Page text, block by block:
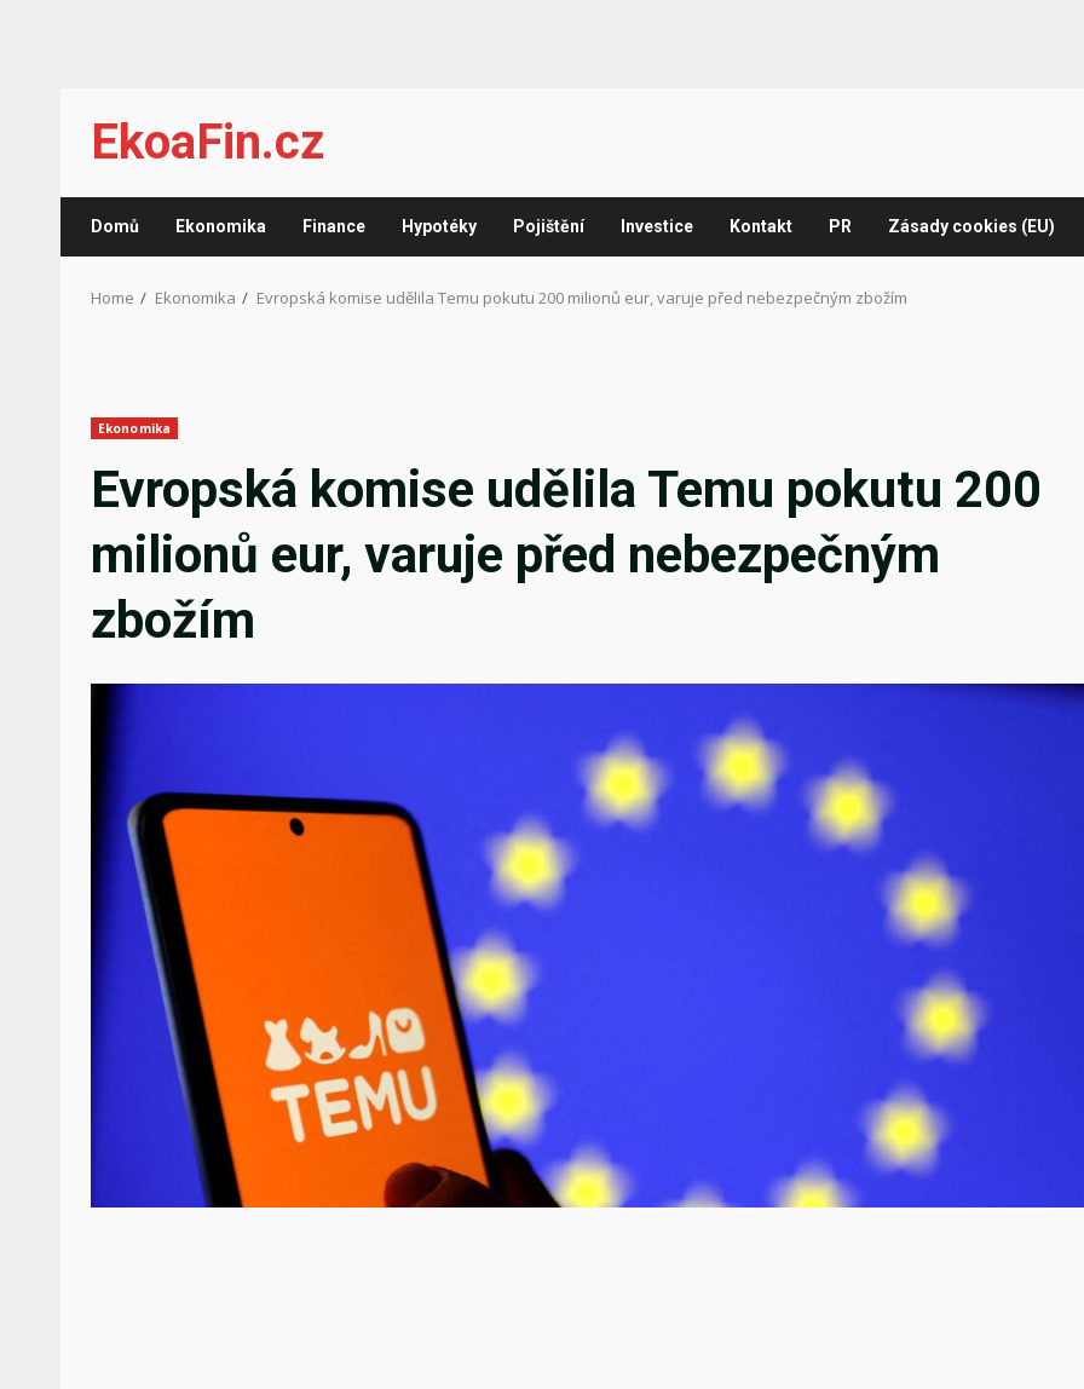
content
EkoaFin.cz
Domů Ekonomika Finance Hypotéky Pojištění Investice Kontakt PR Zásady cookies (EU)
Home Ekonomika Evropská komise udělila Temu pokutu 200 milionů eur, varuje před nebezpečným zbožím
Ekonomika
Evropská komise udělila Temu pokutu 200
milionů eur, varuje před nebezpečným
zbožím